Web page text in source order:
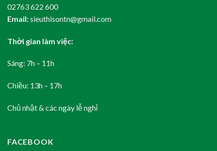
02763 622 600
Email:sieuthisontn@gmail.com
Thời gian làm việc:
Sáng: 7h – 11h
Chiều: 13h – 17h
Chủ nhật & các ngày lễ nghỉ
FACEBOOK